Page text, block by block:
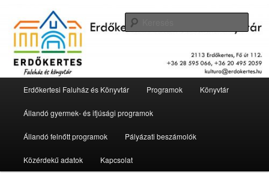
elsődleges
tartalomraErdőkertesi Faluház és Könyvtár
Erdőkertesi Faluház és Könyvtár Programok Könyvtár
Állandó gyermek- és ifjúsági programok
Állandó felnőtt programok Pályázati beszámolók
Közérdekű adatok Kapcsolat